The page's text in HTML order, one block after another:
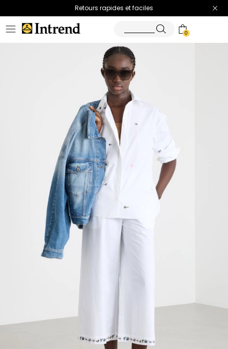
Retours rapides et faciles
0